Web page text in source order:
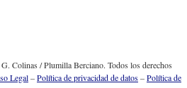
Colinas / Plumilla Berciano. Todos los derechos
Legal–Política de privacidad de datos–Política de